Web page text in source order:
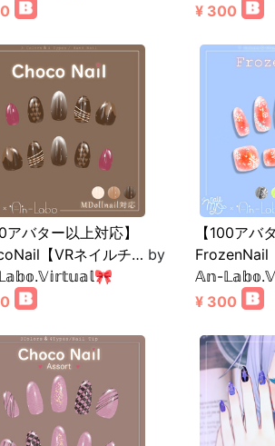
¥ 300
アバター以上対応】
【VRネイルチ… by
【100アバ
FrozenNail
𝔸𝕟-
¥ 300